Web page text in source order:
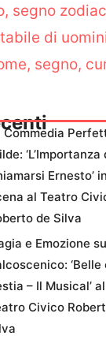
segno
di
segno,
Commedia
‘L’Importanza
Ernesto’ in
al Teatro
de Silva
e Emozione
‘Belle
– Il Musical’ al
Civico